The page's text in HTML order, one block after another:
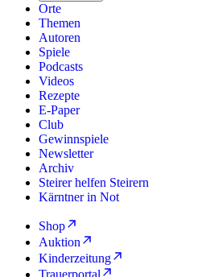
Orte
Themen
Autoren
Spiele
Podcasts
Videos
Rezepte
E-Paper
Club
Gewinnspiele
Newsletter
Archiv
Steirer helfen Steirern
Kärntner in Not
Shop
Auktion
Kinderzeitung
Trauerportal